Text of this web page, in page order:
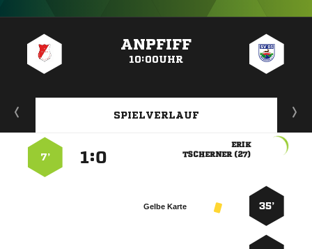
ANPFIFF
10:00UHR
SPIELVERLAUF

 
:
7’
35’
Gelbe Karte